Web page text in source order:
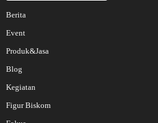
Berita
Event
Produk&Jasa
Blog
Kegiatan
Figur Biskom